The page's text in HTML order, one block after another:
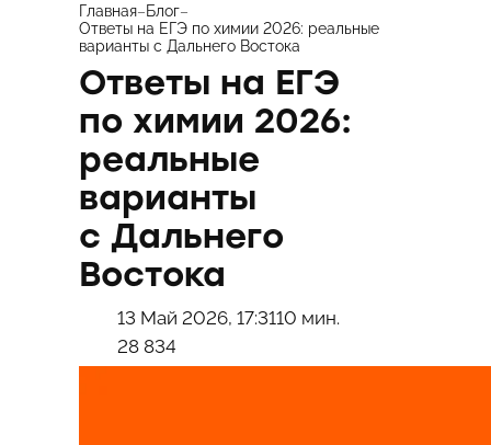
содержимому
Главная–Блог–
Ответы на ЕГЭ по химии 2026: реальные
варианты с Дальнего Востока
Ответы на ЕГЭ
по химии 2026:
реальные
варианты
с Дальнего
Востока
13 Май 2026, 17:3110 мин.
28 834